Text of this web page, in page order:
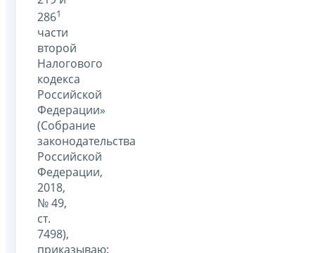
2861
части
второй
Налогового
кодекса
Российской
Федерации»
(Собрание
законодательства
Российской
Федерации,
2018,
№ 49,
ст.
7498),
приказываю: